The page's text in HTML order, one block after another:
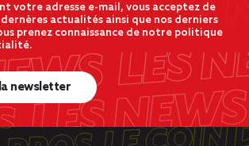
votre adresse e-mail, vous acceptez de
actualités ainsi que nos derniers
prenez connaissance de notre politique
newsletter